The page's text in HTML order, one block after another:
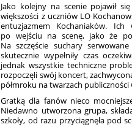
Jako kolejny na scenie pojawił
większości z uczniów LO
entuzjazmem Kochaniaków.
po wejściu na scenę, jako że
Na szczęście suchary
skutecznie wypełniły czas
jednak wszystkie techniczne
rozpoczęli swój koncert,
półmroku na twarzach publiczności
Gratką dla fanów nieco
Niedawno utworzona grupa,
szkoły, od razu przyciągnęła pod